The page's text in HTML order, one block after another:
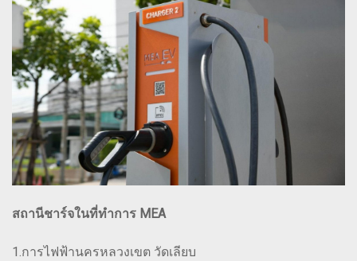
สถานีชาร์จในที่ทำการ MEA
1.การไฟฟ้านครหลวงเขต วัดเลียบ